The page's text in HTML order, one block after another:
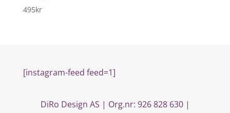
495kr
[instagram-feed feed=1]
DiRo Design AS | Org.nr: 926 828 630 |